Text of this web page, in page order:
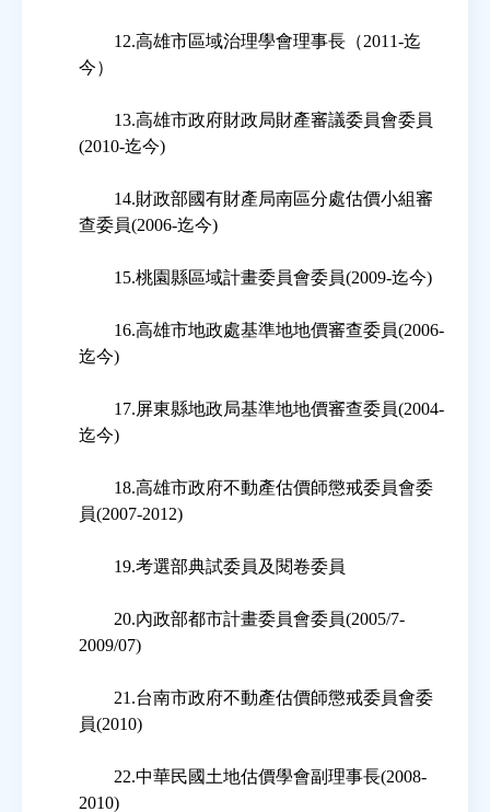
12.高雄市區域治理學會理事長（2011-迄
今）
13.高雄市政府財政局財產審議委員會委員
(2010-迄今)
14.財政部國有財產局南區分處估價小組審
查委員(2006-迄今)
15.桃園縣區域計畫委員會委員(2009-迄今)
16.高雄市地政處基準地地價審查委員(2006-
迄今)
17.屏東縣地政局基準地地價審查委員(2004-
迄今)
18.高雄市政府不動產估價師懲戒委員會委
員(2007-2012)
19.考選部典試委員及閱卷委員
20.內政部都市計畫委員會委員(2005/7-
2009/07)
21.台南市政府不動產估價師懲戒委員會委
員(2010)
22.中華民國土地估價學會副理事長(2008-
2010)